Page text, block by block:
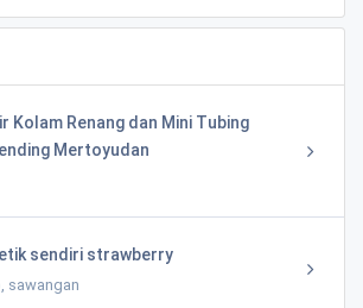
Kolam Renang dan Mini Tubing
Mertoyudan
sendiri strawberry
sawangan